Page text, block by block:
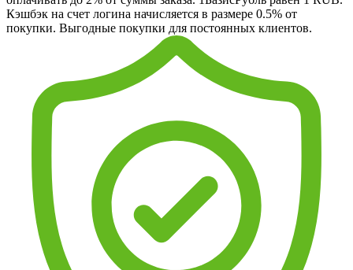
Кэшбэк на счет логина начисляется в размере 0.5% от
покупки. Выгодные покупки для постоянных клиентов.